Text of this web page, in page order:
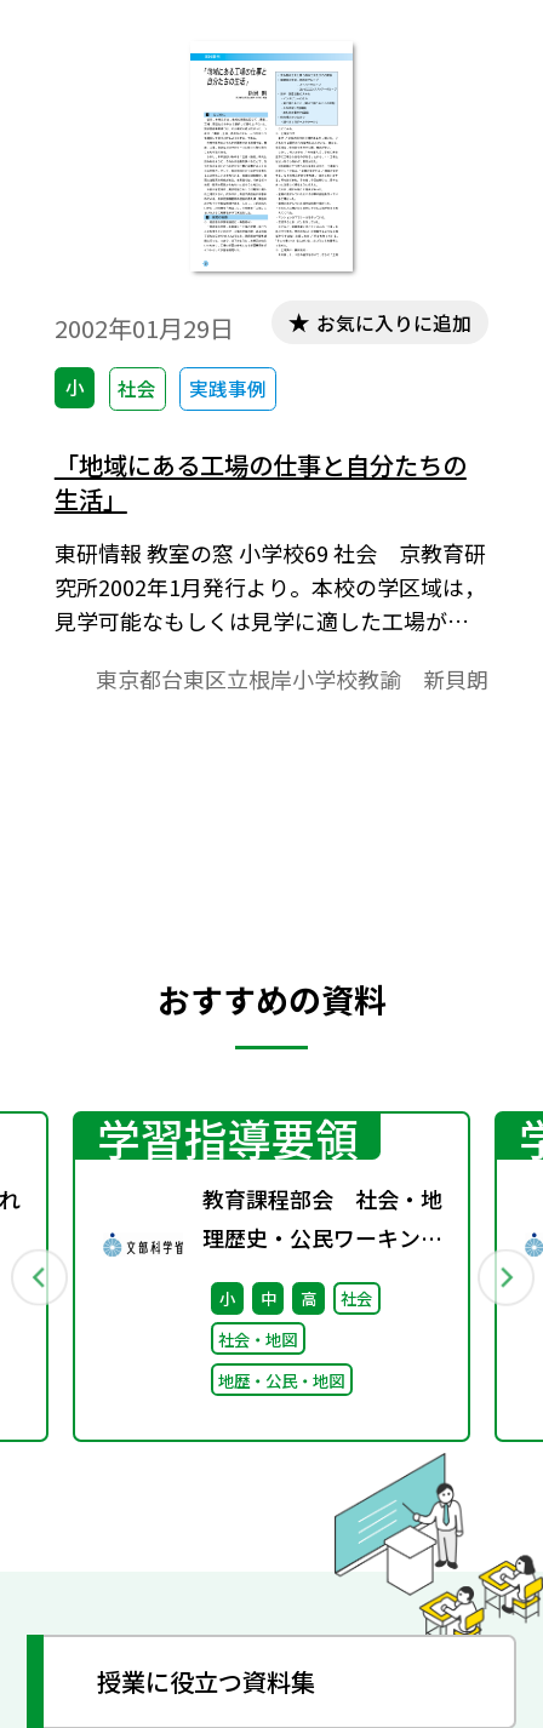
2002年01月29日
小 社会 実践事例
お気に入りに追加
「地域にある工場の仕事と自分たちの
生活」
東研情報 教室の窓 小学校69 社会 京教育研
究所2002年1月発行より。本校の学区域は，
見学可能なもしくは見学に適した工場が少
ている。新学習指導要領の趣旨に添えば，
東京都台東区立根岸小学校教諭 新貝朗
おすすめの資料
学習指導要領
教育課程部会 社会・地
理歴史・公民ワーキング
（第1回） 配付資料
小 中 高
社会
社会・地図
地歴・公民・地図
授業に役立つ資料集